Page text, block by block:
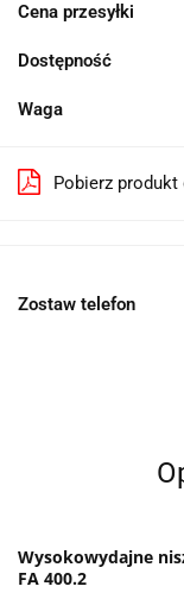
Cena przesyłki
Dostępność
Waga
Pobierz produkt
Zostaw telefon
Wysokowydajne
FA 400.2